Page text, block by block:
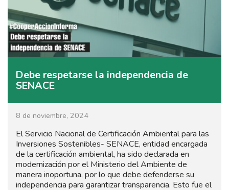
Debe respetarse la independencia de
SENACE
8 de noviembre, 2024
El Servicio Nacional de Certificación Ambiental para las
Inversiones Sostenibles- SENACE, entidad encargada
de la certificación ambiental, ha sido declarada en
modernización por el Ministerio del Ambiente de
manera inoportuna, por lo que debe defenderse su
independencia para garantizar transparencia. Esto fue el